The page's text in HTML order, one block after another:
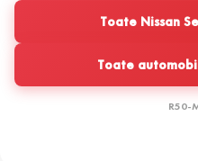
Toate Nissan
Toate
R50-